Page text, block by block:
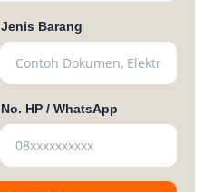
Jenis Barang
No. HP / WhatsApp